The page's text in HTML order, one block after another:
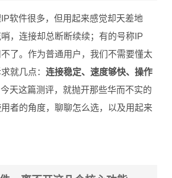
软件很多，但用起来感觉却天差地
，连接却总断断续续；有的号称IP
了。作为普通用户，我们不需要懂太
就几点： 连接稳定、速度够快、操作
天这篇测评，就抛开那些华而不实的
者的角度，聊聊怎么选，以及用起来